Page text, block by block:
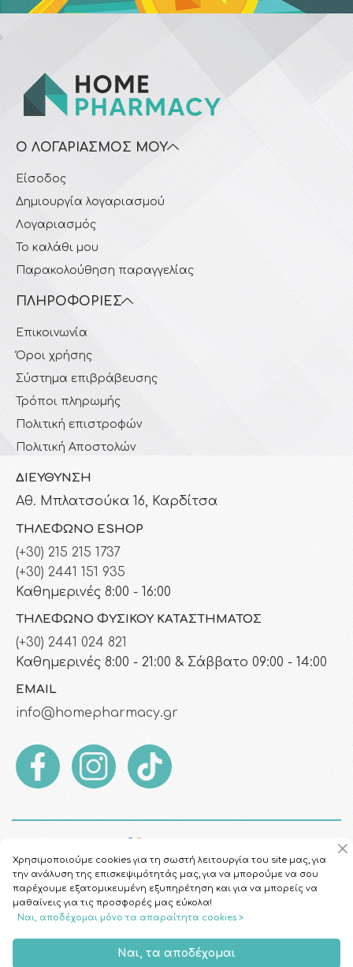
Ο ΛΟΓΑΡΙΑΣΜΌΣ ΜΟΥ
Είσοδος
Δημιουργία λογαριασμού
Λογαριασμός
Το καλάθι μου
Παρακολούθηση παραγγελίας
ΠΛΗΡΟΦΟΡΊΕΣ
Επικοινωνία
Όροι χρήσης
Σύστημα επιβράβευσης
Τρόποι πληρωμής
Πολιτική επιστροφών
Πολιτική Αποστολών
ΔΙΕΎΘΥΝΣΗ
Αθ. Μπλατσούκα 16, Καρδίτσα
ΤΗΛΈΦΩΝΟ ESHOP
(+30) 215 215 1737
(+30) 2441 151 935
Καθημερινές 8:00 - 16:00
ΤΗΛΈΦΩΝΟ ΦΥΣΙΚΟΎ ΚΑΤΑΣΤΉΜΑΤΟΣ
(+30) 2441 024 821
Καθημερινές 8:00 - 21:00 & Σάββατο 09:00 - 14:00
EMAIL
info@homepharmacy.gr
Χρησιμοποιούμε cookies για τη σωστή λειτουργία του site μας, για
την ανάλυση της επισκεψιμότητάς μας, για να μπορούμε να σου
παρέχουμε εξατομικευμένη εξυπηρέτηση και για να μπορείς να
μαθαίνεις για τις προσφορές μας εύκολα!
Ναι, αποδέχομαι μόνο τα απαραίτητα cookies >
Ναι, τα αποδέχομαι